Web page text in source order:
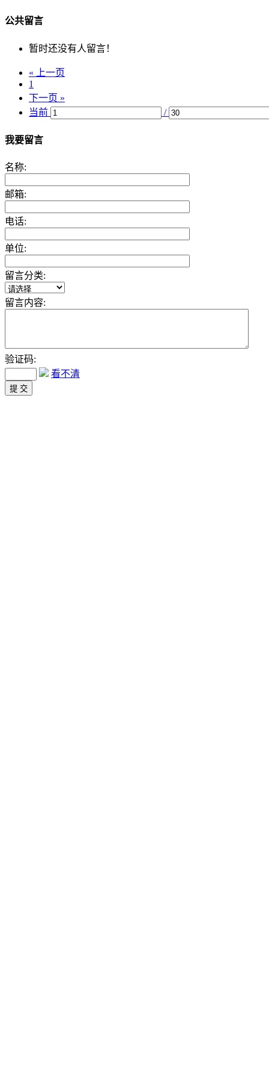
公共留言
暂时还没有人留言！
« 上一页
1
下一页 »
当前
/
我要留言
名称:
邮箱:
电话:
单位:
留言分类:
留言内容:
验证码:
看不清